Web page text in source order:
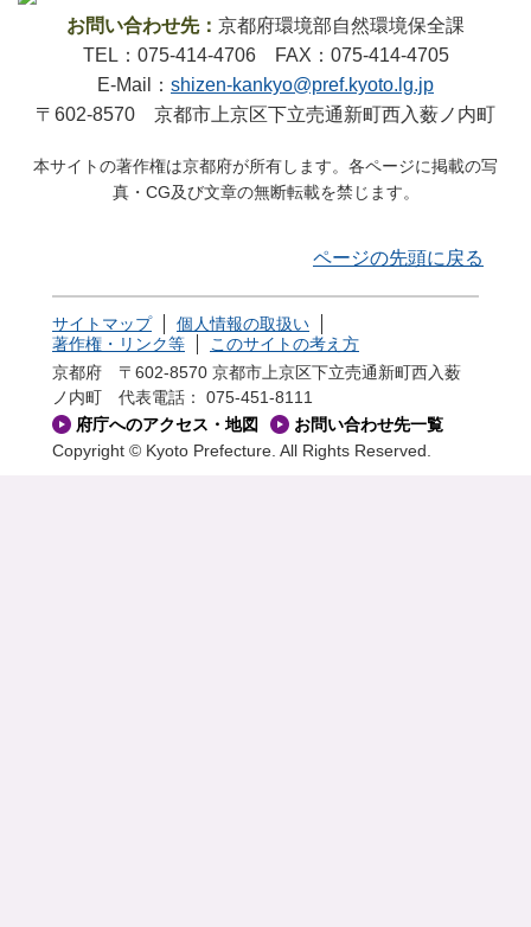
お問い合わせ先： 京都府環境部自然環境保全課
TEL：075-414-4706 FAX：075-414-4705
E-Mail： shizen-kankyo@pref.kyoto.lg.jp
〒602-8570 京都市上京区下立売通新町西入薮ノ内町
本サイトの著作権は京都府が所有します。各ページに掲載の写
真・CG及び文章の無断転載を禁じます。
ページの先頭に戻る
サイトマップ
個人情報の取扱い
著作権・リンク等
このサイトの考え方
京都府 〒602-8570 京都市上京区下立売通新町西入薮
ノ内町
代表電話： 075-451-8111
府庁へのアクセス・地図
お問い合わせ先一覧
Copyright © Kyoto Prefecture. All Rights Reserved.